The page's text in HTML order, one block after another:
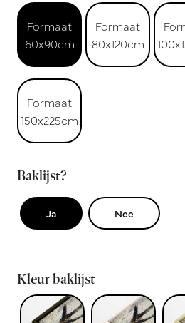
Formaat
60x90cm
Formaat
80x120cm
Formaat
150x225cm
Baklijst?
Ja Nee
Kleur baklijst